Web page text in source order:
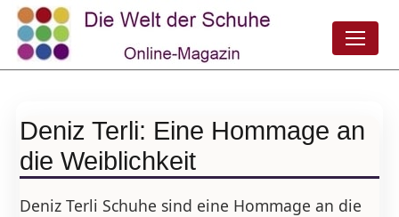
Deniz Terli: Eine Hommage an
die Weiblichkeit
Deniz Terli Schuhe sind eine Hommage an die